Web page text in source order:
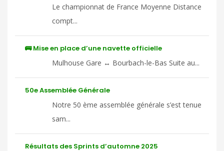
Le championnat de France Moyenne Distance
compt...
🚌 Mise en place d’une navette officielle
Mulhouse Gare ↔ Bourbach-le-Bas Suite au...
50e Assemblée Générale
Notre 50 ème assemblée générale s’est tenue
sam...
Résultats des Sprints d’automne 2025